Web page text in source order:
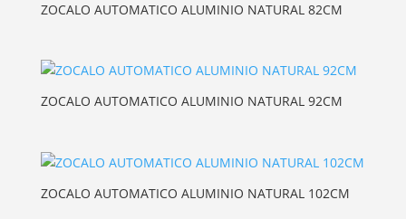
ZOCALO AUTOMATICO ALUMINIO NATURAL 82CM
ZOCALO AUTOMATICO ALUMINIO NATURAL 92CM
ZOCALO AUTOMATICO ALUMINIO NATURAL 102CM